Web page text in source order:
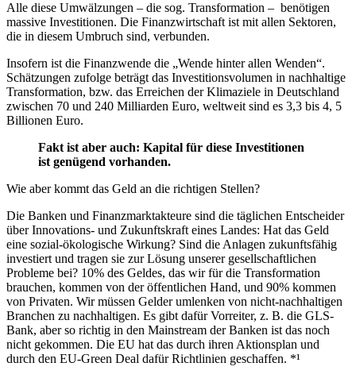
Alle diese Umwälzungen – die sog. Transformation – benötigen
massive Investitionen. Die Finanzwirtschaft ist mit allen Sektoren,
die in diesem Umbruch sind, verbunden.
Insofern ist die Finanzwende die „Wende hinter allen Wenden“.
Schätzungen zufolge beträgt das Investitionsvolumen in nachhaltige
Transformation, bzw. das Erreichen der Klimaziele in Deutschland
zwischen 70 und 240 Milliarden Euro, weltweit sind es 3,3 bis 4, 5
Billionen Euro.
Fakt ist aber auch: Kapital für diese Investitionen
ist genügend vorhanden.
Wie aber kommt das Geld an die richtigen Stellen?
Die Banken und Finanzmarktakteure sind die täglichen Entscheider
über Innovations- und Zukunftskraft eines Landes: Hat das Geld
eine sozial-ökologische Wirkung? Sind die Anlagen zukunftsfähig
investiert und tragen sie zur Lösung unserer gesellschaftlichen
Probleme bei? 10% des Geldes, das wir für die Transformation
brauchen, kommen von der öffentlichen Hand, und 90% kommen
von Privaten. Wir müssen Gelder umlenken von nicht-nachhaltigen
Branchen zu nachhaltigen. Es gibt dafür Vorreiter, z. B. die GLS-
Bank, aber so richtig in den Mainstream der Banken ist das noch
nicht gekommen. Die EU hat das durch ihren Aktionsplan und
durch den EU-Green Deal dafür Richtlinien geschaffen. *¹